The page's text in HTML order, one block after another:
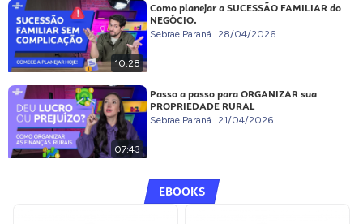
10:28
Como planejar a SUCESSÃO FAMILIAR do
NEGÓCIO.
Sebrae Paraná 28/04/2026
07:43
Passo a passo para ORGANIZAR sua
PROPRIEDADE RURAL
Sebrae Paraná 21/04/2026
EBOOKS